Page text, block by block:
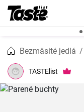
Bezmäsité jedlá
TASTElist